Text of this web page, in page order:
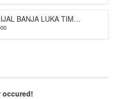
BANJA LUKA TIM
occured!